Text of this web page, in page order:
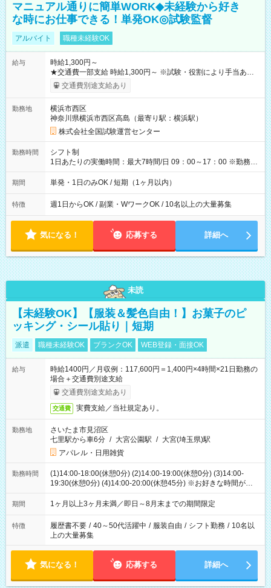
マニュアル通りに簡単WORK◆未経験から好き
な時にお仕事できる！単発OK◎試験監督
アルバイト 職種未経験OK
給与
時給1,300円～
★交通費一部支給 時給1,300円～ ※試験・役割により手当あり
※勤務回数により昇給あり 【即給（前払い）オプションあ
り！】 希望される場合、勤務から1週間ほどで給与の一部を受け
例】 ・河合塾模擬試験 8:30～17:30（休憩1時間） 時給1,300円
×8時間＝日収10,400円＋交通費 ※当日の役割により時給＋100
円の場合あり ・国家試験 7:00～13:30（休憩なし） 時給1,300
円（役割手当＋100円）×6時間＝日収8,400円＋交通費 【試用期
間】試用期間なし
交通費別途支給あり
勤務地
横浜市西区
神奈川県横浜市西区高島（最寄り駅：横浜駅）
株式会社全国試験運営センター
勤務時間
シフト制
1日あたりの実働時間：最大7時間/日 09：00～17：00 ※勤務時
間は 試験により異なります。
期間 単発・1日のみOK / 短期（1ヶ月以内）
特徴 週1日からOK / 副業・WワークOK / 10名以上の大量募集
気になる！ 応募する 詳細へ
未読
【未経験OK】【服装＆髪色自由！】お菓子のピ
ッキング・シール貼り｜短期
派遣 職種未経験OK ブランクOK WEB登録・面接OK
給与
時給1400円／月収例：117,600円＝1,400円×4時間×21日勤務の
場合＋交通費別途支給
交通費別途支給あり
交通費 実費支給／当社規定あり。
勤務地
さいたま市見沼区
七里駅から車6分 / 大宮公園駅 / 大宮(埼玉県)駅
アパレル・日用雑貨
勤務時間
(1)14:00-18:00(休憩0分) (2)14:00-19:00(休憩0分) (3)14:00-
19:30(休憩0分) (4)14:00-20:00(休憩45分) ※お好きな時間が選べ
ます
期間 1ヶ月以上3ヶ月未満／即日～8月末までの期間限定
特徴 履歴書不要 / 40～50代活躍中 / 服装自由 / シフト勤務 / 10名以
上の大量募集
気になる！ 応募する 詳細へ